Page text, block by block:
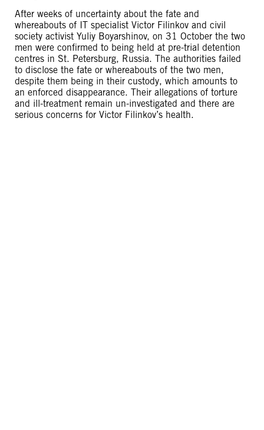
After weeks of uncertainty about the fate and
whereabouts of IT specialist Victor Filinkov and civil
society activist Yuliy Boyarshinov, on 31 October the two
men were confirmed to being held at pre-trial detention
centres in St. Petersburg, Russia. The authorities failed
to disclose the fate or whereabouts of the two men,
despite them being in their custody, which amounts to
an enforced disappearance. Their allegations of torture
and ill-treatment remain un-investigated and there are
serious concerns for Victor Filinkov’s health.